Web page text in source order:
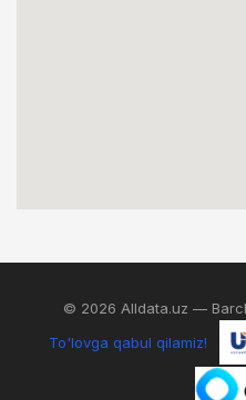
© 2026 Alldata.uz —
To'lovga qabul qilamiz!